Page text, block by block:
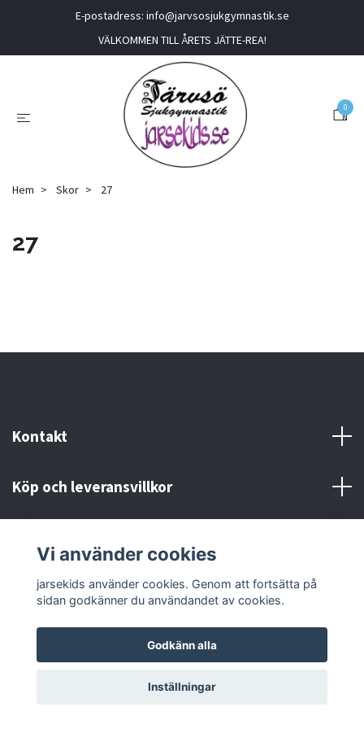
E-postadress: info@jarvsosjukgymnastik.se
VÄLKOMMEN TILL ÅRETS JÄTTE-REA!
0
Hem Skor 27
27
Kontakt
Köp och leveransvillkor
© 2026 jarsekidsPowered by Quickbutik
Vi använder cookies
jarsekids använder cookies. Genom att fortsätta på
sidan godkänner du användandet av cookies.
Godkänn alla
Inställningar